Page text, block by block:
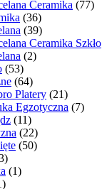
Ceramika (77)
(36)
(39)
Ceramika Szkło
(2)
(53)
(64)
Platery (21)
Egzotyczna (7)
(11)
(22)
(50)
(1)